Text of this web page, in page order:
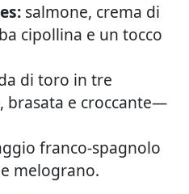
salmone, crema di
cipollina e un tocco
di toro in tre
brasata e croccante—
franco-spagnolo
melograno.